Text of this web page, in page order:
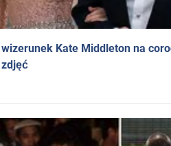
wizerunek Kate Middleton na